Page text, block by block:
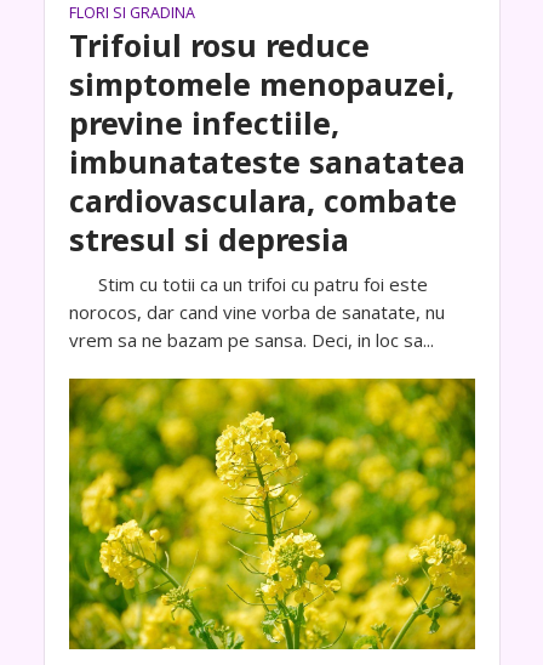
FLORI SI GRADINA
Trifoiul rosu reduce
simptomele menopauzei,
previne infectiile,
imbunatateste sanatatea
cardiovasculara, combate
stresul si depresia
Stim cu totii ca un trifoi cu patru foi este
norocos, dar cand vine vorba de sanatate, nu
vrem sa ne bazam pe sansa. Deci, in loc sa...